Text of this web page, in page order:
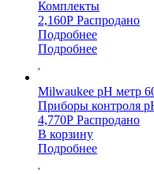
Комплекты
2,160Р Распродано
Подробнее
Подробнее
Milwaukee pH метр
Приборы контроля
4,770Р Распродано
В корзину
Подробнее